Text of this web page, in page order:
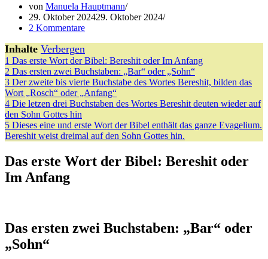
von Manuela Hauptmann
29. Oktober 202429. Oktober 2024
2 Kommentare
Inhalte Verbergen
1 Das erste Wort der Bibel: Bereshit oder Im Anfang
2 Das ersten zwei Buchstaben: „Bar“ oder „Sohn“
3 Der zweite bis vierte Buchstabe des Wortes Bereshit, bilden das
Wort „Rosch“ oder „Anfang“
4 Die letzen drei Buchstaben des Wortes Bereshit deuten wieder auf
den Sohn Gottes hin
5 Dieses eine und erste Wort der Bibel enthält das ganze Evagelium.
Bereshit weist dreimal auf den Sohn Gottes hin.
Das erste Wort der Bibel: Bereshit oder
Im Anfang
Das ersten zwei Buchstaben: „Bar“ oder
„Sohn“